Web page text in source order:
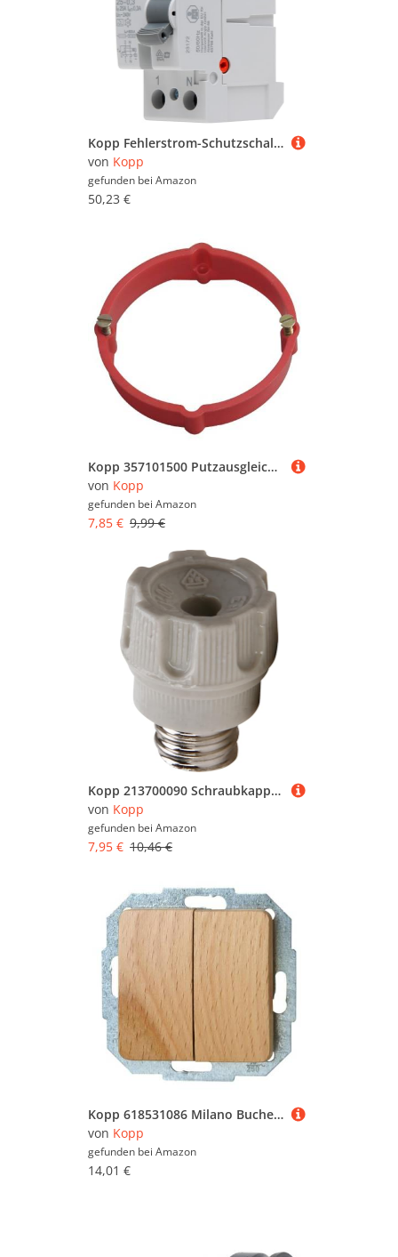
Kopp Fehlerstrom-Schutzschalter, RCD, 25 A, 300mA, 2-polig, 752523093
von Kopp
gefunden bei Amazon
50,23 €
Kopp 357101500 Putzausgleichsring für Schalterdose, ø 60 mm, Profi-Pack: 15-Stück im Beutel
von Kopp
gefunden bei Amazon
7,85 € 9,99 €
Kopp 213700090 Schraubkappe für Sicherungseinsatz (5-Stück) D 01 Sockel E14, 2-16 A
von Kopp
gefunden bei Amazon
7,95 € 10,46 €
Kopp 618531086 Milano Buche Serien-Schalter
von Kopp
gefunden bei Amazon
14,01 €